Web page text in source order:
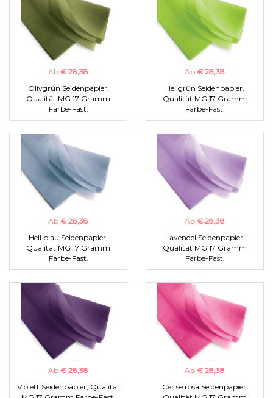
Ab € 28,38
Olivgrün Seidenpapier,
Qualität MG 17 Gramm
Farbe-Fast.
Ab € 28,38
Hellgrün Seidenpapier,
Qualität MG 17 Gramm
Farbe-Fast.
Ab € 28,38
Hell blau Seidenpapier,
Qualität MG 17 Gramm
Farbe-Fast.
Ab € 28,38
Lavendel Seidenpapier,
Qualität MG 17 Gramm
Farbe-Fast.
Ab € 28,38
Violett Seidenpapier, Qualität
Ab € 28,38
Cerise rosa Seidenpapier,